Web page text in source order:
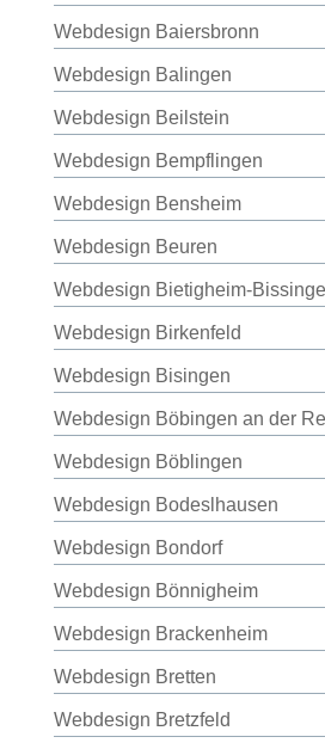
Webdesign Baiersbronn
Webdesign Balingen
Webdesign Beilstein
Webdesign Bempflingen
Webdesign Bensheim
Webdesign Beuren
Webdesign Bietigheim-
Webdesign Birkenfeld
Webdesign Bisingen
Webdesign Böbingen an der
Webdesign Böblingen
Webdesign Bodeslhausen
Webdesign Bondorf
Webdesign Bönnigheim
Webdesign Brackenheim
Webdesign Bretten
Webdesign Bretzfeld